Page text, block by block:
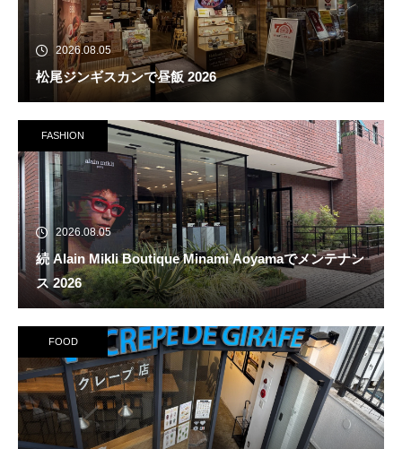
2026.08.05
松尾ジンギスカンで昼飯 2026
FASHION
2026.08.05
続 Alain Mikli Boutique Minami Aoyamaでメンテナン
ス 2026
FOOD